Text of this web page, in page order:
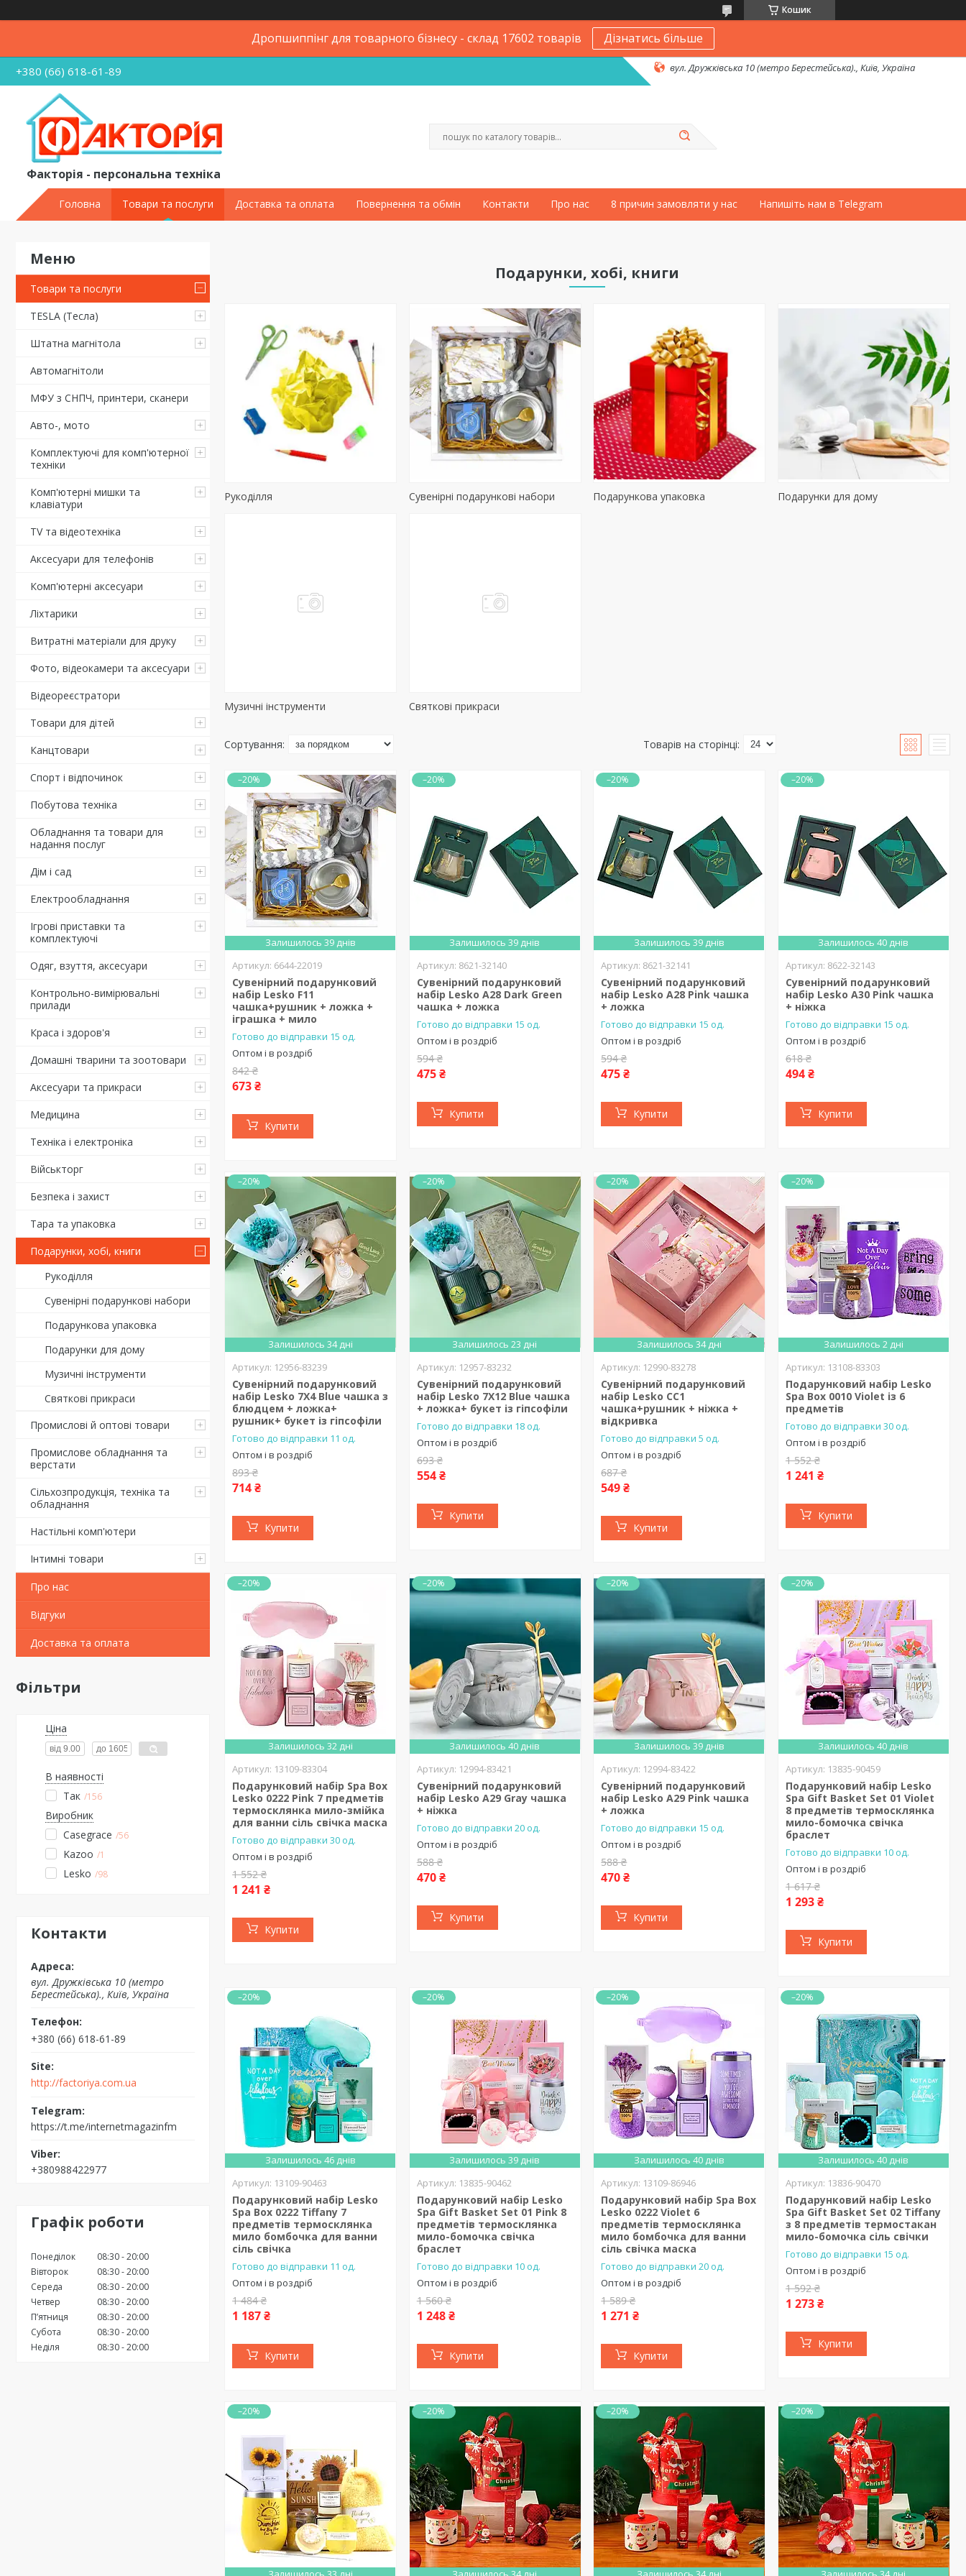
Кошик
Дропшиппінг для товарного бізнесу - склад 17602 товарів Дізнатись більше
+380 (66) 618-61-89 вул. Дружківська 10 (метро Берестейська)., Київ, Україна
Факторія - персональна техніка
Головна Товари та послуги Доставка та оплата Повернення та обмін Контакти Про нас 8 причин замовляти у нас Напишіть нам в Telegram
Товари та послуги
TESLA (Тесла)
Штатна магнітола
Автомагнітоли
МФУ з СНПЧ, принтери, сканери
Авто-, мото
Комплектуючі для комп'ютерної
техніки
Комп'ютерні мишки та
клавіатури
TV та відеотехніка
Аксесуари для телефонів
Комп'ютерні аксесуари
Ліхтарики
Витратні матеріали для друку
Фото, відеокамери та аксесуари
Відеореєстратори
Товари для дітей
Канцтовари
Спорт і відпочинок
Побутова техніка
Обладнання та товари для
надання послуг
Дім і сад
Електрообладнання
Ігрові приставки та
комплектуючі
Одяг, взуття, аксесуари
Контрольно-вимірювальні
прилади
Краса і здоров'я
Домашні тварини та зоотовари
Аксесуари та прикраси
Медицина
Техніка і електроніка
Військторг
Безпека і захист
Тара та упаковка
Подарунки, хобі, книги
Рукоділля
Сувенірні подарункові набори
Подарункова упаковка
Подарунки для дому
Музичні інструменти
Святкові прикраси
Промислові й оптові товари
Промислове обладнання та
верстати
Сільхозпродукція, техніка та
обладнання
Настільні комп'ютери
Інтимні товари
Про нас
Відгуки
Доставка та оплата
Фільтри
Ціна
В наявності
Так 156
Виробник
Casegrace 56
Kazoo 1
Lesko 98
Контакти
вул. Дружківська 10 (метро
Берестейська)., Київ, Україна
+380 (66) 618-61-89
http://factoriya.com.ua
https://t.me/internetmagazinfm
+380988422977
Графік роботи
Понеділок 08:30 20:00
Вівторок
08:30 20:00
Середа
08:30 20:00
Четвер
08:30 20:00
Пʼятниця
08:30 20:00
Субота
08:30 20:00
Неділя
08:30 20:00
Подарунки, хобі, книги
Рукоділля Сувенірні подарункові набори Подарункова упаковка Подарунки для дому
Музичні інструменти Святкові прикраси
–20%
Залишилось 39 днів
6644-22019
Сувенірний подарунковий
набір Lesko F11
чашка+рушник + ложка +
іграшка + мило
Готово до відправки 15 од.
Оптом і в роздріб
842 ₴
673 ₴
Купити
–20%
Залишилось 39 днів
8621-32140
Сувенірний подарунковий
набір Lesko A28 Dark Green
чашка + ложка
Готово до відправки 15 од.
Оптом і в роздріб
594 ₴
475 ₴
Купити
–20%
Залишилось 39 днів
8621-32141
Сувенірний подарунковий
набір Lesko A28 Pink чашка
+ ложка
Готово до відправки 15 од.
Оптом і в роздріб
594 ₴
475 ₴
Купити
–20%
Залишилось 40 днів
8622-32143
Сувенірний подарунковий
набір Lesko A30 Pink чашка
+ ніжка
Готово до відправки 15 од.
Оптом і в роздріб
618 ₴
494 ₴
Купити
–20%
Залишилось 34 дні
12956-83239
Сувенірний подарунковий
набір Lesko 7X4 Blue чашка з
блюдцем + ложка+
рушник+ букет із гіпсофіли
Готово до відправки 11 од.
Оптом і в роздріб
893 ₴
714 ₴
Купити
–20%
Залишилось 23 дні
12957-83232
Сувенірний подарунковий
набір Lesko 7X12 Blue чашка
+ ложка+ букет із гіпсофіли
Готово до відправки 18 од.
Оптом і в роздріб
693 ₴
554 ₴
Купити
–20%
Залишилось 34 дні
12990-83278
Сувенірний подарунковий
набір Lesko CC1
чашка+рушник + ніжка +
відкривка
Готово до відправки 5 од.
Оптом і в роздріб
687 ₴
549 ₴
Купити
–20%
Залишилось 2 дні
13108-83303
Подарунковий набір Lesko
Spa Box 0010 Violet із 6
предметів
Готово до відправки 30 од.
Оптом і в роздріб
1 552 ₴
1 241 ₴
Купити
–20%
Залишилось 32 дні
13109-83304
Подарунковий набір Spa Box
Lesko 0222 Pink 7 предметів
термосклянка мило-змійка
для ванни сіль свічка маска
Готово до відправки 30 од.
Оптом і в роздріб
1 552 ₴
1 241 ₴
Купити
–20%
Залишилось 40 днів
12994-83421
Сувенірний подарунковий
набір Lesko A29 Gray чашка
+ ніжка
Готово до відправки 20 од.
Оптом і в роздріб
588 ₴
470 ₴
Купити
–20%
Залишилось 39 днів
12994-83422
Сувенірний подарунковий
набір Lesko A29 Pink чашка
+ ложка
Готово до відправки 15 од.
Оптом і в роздріб
588 ₴
470 ₴
Купити
–20%
Залишилось 40 днів
13835-90459
Подарунковий набір Lesko
Spa Gift Basket Set 01 Violet
8 предметів термосклянка
мило-бомочка свічка
браслет
Готово до відправки 10 од.
Оптом і в роздріб
1 617 ₴
1 293 ₴
Купити
–20%
Залишилось 46 днів
13109-90463
Подарунковий набір Lesko
Spa Box 0222 Tiffany 7
предметів термосклянка
мило бомбочка для ванни
сіль свічка
Готово до відправки 11 од.
Оптом і в роздріб
1 484 ₴
1 187 ₴
Купити
–20%
Залишилось 39 днів
13835-90462
Подарунковий набір Lesko
Spa Gift Basket Set 01 Pink 8
предметів термосклянка
мило-бомочка свічка
браслет
Готово до відправки 10 од.
Оптом і в роздріб
1 560 ₴
1 248 ₴
Купити
–20%
Залишилось 40 днів
13109-86946
Подарунковий набір Spa Box
Lesko 0222 Violet 6
предметів термосклянка
мило бомбочка для ванни
сіль свічка маска
Готово до відправки 20 од.
Оптом і в роздріб
1 589 ₴
1 271 ₴
Купити
–20%
Залишилось 40 днів
13836-90470
Подарунковий набір Lesko
Spa Gift Basket Set 02 Tiffany
з 8 предметів термостакан
мило-бомочка сіль свічки
Готово до відправки 15 од.
Оптом і в роздріб
1 592 ₴
1 273 ₴
Купити
–20% –20% –20% –20%